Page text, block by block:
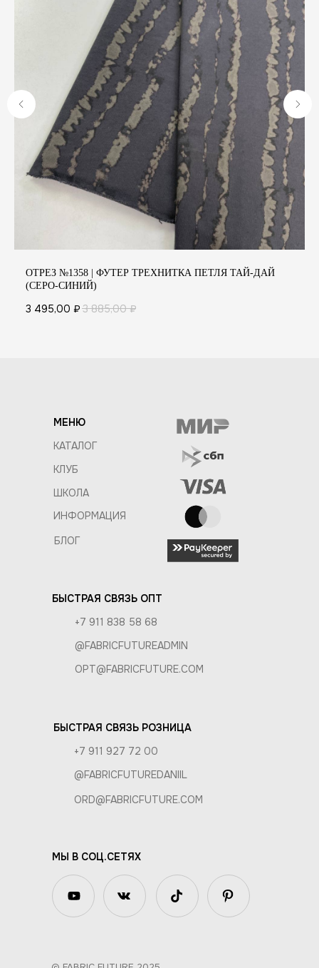
ОТРЕЗ №1358 | ФУТЕР ТРЕХНИТКА ПЕТЛЯ ТАЙ-ДАЙ
(СЕРО-СИНИЙ)
3 495,00 ₽ 3 885,00 ₽
МЕНЮ
КАТАЛОГ
КЛУБ
ШКОЛА
ИНФОРМАЦИЯ
БЛОГ
БЫСТРАЯ СВЯЗЬ ОПТ
+7 911 838 58 68
@FABRICFUTUREADMIN
OPT@FABRICFUTURE.COM
БЫСТРАЯ СВЯЗЬ РОЗНИЦА
МЫ В СОЦ.СЕТЯХ
+7 911 927 72 00
@FABRICFUTUREDANIIL
ORD@FABRICFUTURE.COM